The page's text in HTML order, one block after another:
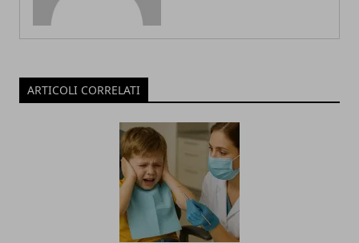
ARTICOLI CORRELATI